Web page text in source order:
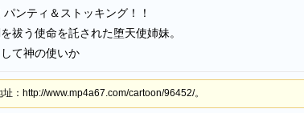
ティ＆ストッキング！！
う使命を託された堕天使姉妹。
て神の使いか
址：http://www.mp4a67.com/cartoon/96452/。